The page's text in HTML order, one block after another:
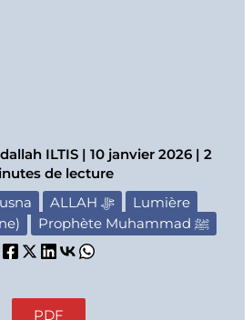
ILTIS 10 janvier 2026
2
de lecture
ALLAH ﷻ
Lumière
Prophète Muhammad ﷺ
PDF